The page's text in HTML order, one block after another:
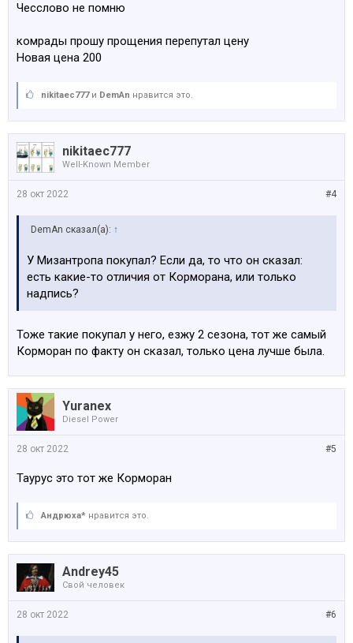
Чесслово не помню
комрады прошу прощения перепутал цену
Новая цена 200
nikitaec777и DemAn нравится это.
nikitaec777
Well-Known Member
#4
28 окт 2022
DemAn сказал(а): ↑
У Мизантропа покупал? Если да, то что он сказал:
есть какие-то отличия от Корморана, или только
надпись?
Тоже такие покупал у него, езжу 2 сезона, тот же самый
Корморан по факту он сказал, только цена лучше была.
Yuranex
Diesel Power
#5
28 окт 2022
Таурус это тот же Корморан
Андрюха* нравится это.
Andrey45
Свой человек
#6
28 окт 2022